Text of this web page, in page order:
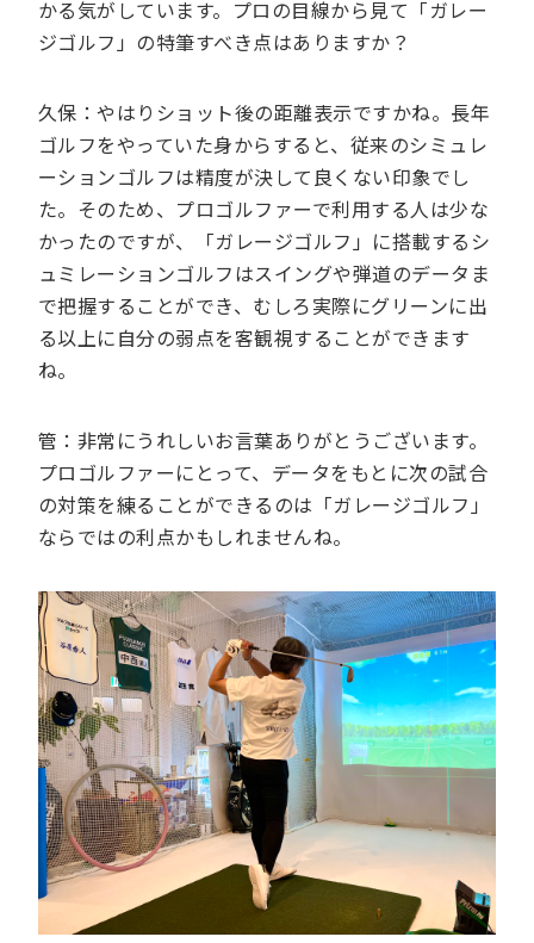
かる気がしています。プロの目線から見て「ガレー
ジゴルフ」の特筆すべき点はありますか？
久保：やはりショット後の距離表示ですかね。長年
ゴルフをやっていた身からすると、従来のシミュレ
ーションゴルフは精度が決して良くない印象でし
た。そのため、プロゴルファーで利用する人は少な
かったのですが、「ガレージゴルフ」に搭載するシ
ュミレーションゴルフはスイングや弾道のデータま
で把握することができ、むしろ実際にグリーンに出
る以上に自分の弱点を客観視することができます
ね。
管：非常にうれしいお言葉ありがとうございます。
プロゴルファーにとって、データをもとに次の試合
の対策を練ることができるのは「ガレージゴルフ」
ならではの利点かもしれませんね。